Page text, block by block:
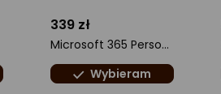
339 zł
Microsoft 365 Personal PL (EP2-32454)
Wybieram